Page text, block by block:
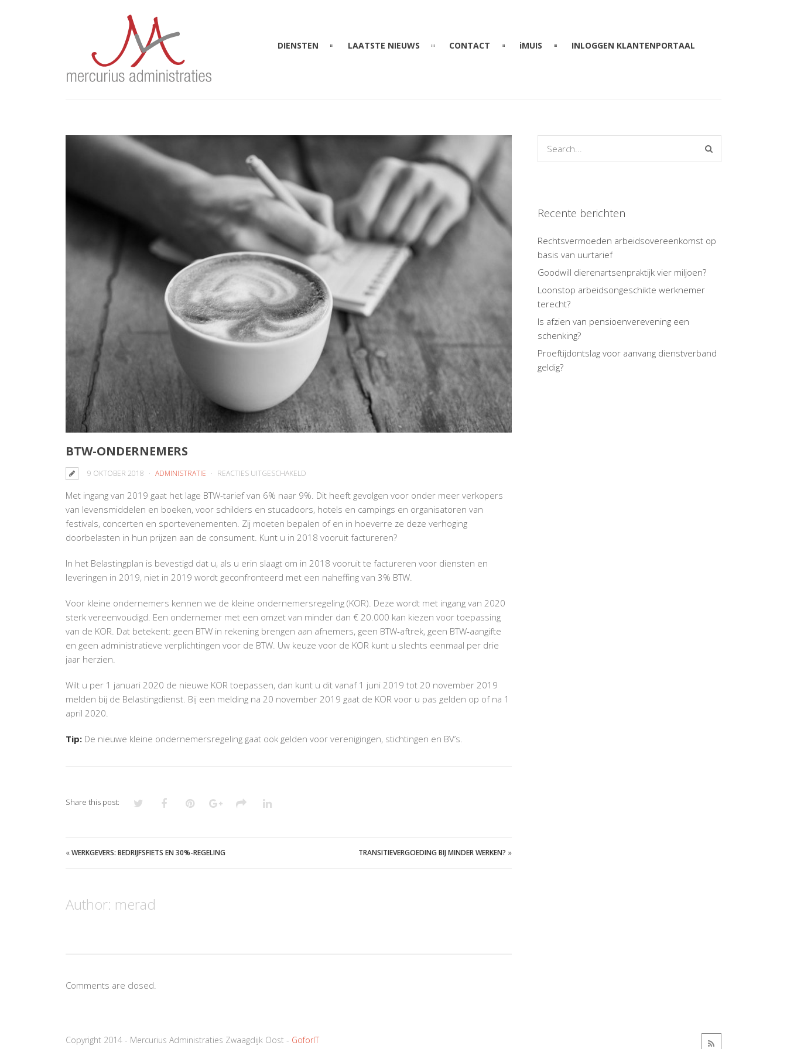
DIENSTEN LAATSTE NIEUWS CONTACT iMUIS INLOGGEN KLANTENPORTAAL
BTW-ONDERNEMERS
9 OKTOBER 2018 ADMINISTRATIE REACTIES UITGESCHAKELD
ONDERNEMERS
Met ingang van 2019 gaat het lage BTW-tarief van 6% naar 9%. Dit heeft gevolgen voor onder meer verkopers
van levensmiddelen en boeken, voor schilders en stucadoors, hotels en campings en organisatoren van
festivals, concerten en sportevenementen. Zij moeten bepalen of en in hoeverre ze deze verhoging
doorbelasten in hun prijzen aan de consument. Kunt u in 2018 vooruit factureren?
In het Belastingplan is bevestigd dat u, als u erin slaagt om in 2018 vooruit te factureren voor diensten en
leveringen in 2019, niet in 2019 wordt geconfronteerd met een naheffing van 3% BTW.
Voor kleine ondernemers kennen we de kleine ondernemersregeling (KOR). Deze wordt met ingang van 2020
sterk vereenvoudigd. Een ondernemer met een omzet van minder dan € 20.000 kan kiezen voor toepassing
van de KOR. Dat betekent: geen BTW in rekening brengen aan afnemers, geen BTW-aftrek, geen BTW-aangifte
en geen administratieve verplichtingen voor de BTW. Uw keuze voor de KOR kunt u slechts eenmaal per drie
jaar herzien.
Wilt u per 1 januari 2020 de nieuwe KOR toepassen, dan kunt u dit vanaf 1 juni 2019 tot 20 november 2019
melden bij de Belastingdienst. Bij een melding na 20 november 2019 gaat de KOR voor u pas gelden op of na 1
april 2020.
Tip: De nieuwe kleine ondernemersregeling gaat ook gelden voor verenigingen, stichtingen en BV’s.
Share this post:
«WERKGEVERS: BEDRIJFSFIETS EN 30%-REGELING TRANSITIEVERGOEDING BIJ MINDER WERKEN? »
Author: merad
Comments are closed.
Recente berichten
Rechtsvermoeden arbeidsovereenkomst op
basis van uurtarief
Goodwill dierenartsenpraktijk vier miljoen?
Loonstop arbeidsongeschikte werknemer
terecht?
Is afzien van pensioenverevening een
schenking?
Proeftijdontslag voor aanvang dienstverband
geldig?
Copyright 2014 - Mercurius Administraties Zwaagdijk Oost - GoforIT